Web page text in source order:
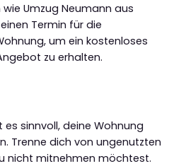
Umzug Neumann aus
Termin für die
um ein kostenloses
zu erhalten.
sinnvoll, deine Wohnung
Trenne dich von ungenutzten
nicht mitnehmen möchtest.